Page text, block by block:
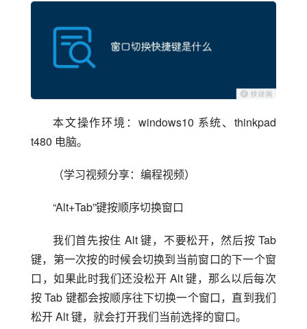
本文操作环境：windows10 系统、thinkpad
t480 电脑。
（学习视频分享：编程视频）
“Alt+Tab”键按顺序切换窗口
我们首先按住 Alt 键，不要松开，然后按 Tab
键，第一次按的时候会切换到当前窗口的下一个窗
口，如果此时我们还没松开 Alt 键，那么以后每次
按 Tab 键都会按顺序往下切换一个窗口，直到我们
松开 Alt 键，就会打开我们当前选择的窗口。